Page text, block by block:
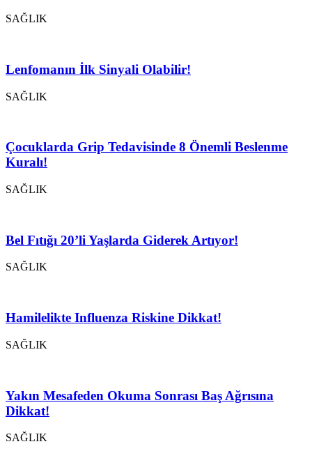
SAĞLIK
Lenfomanın İlk Sinyali Olabilir!
SAĞLIK
Çocuklarda Grip Tedavisinde 8 Önemli Beslenme
Kuralı!
SAĞLIK
Bel Fıtığı 20’li Yaşlarda Giderek Artıyor!
SAĞLIK
Hamilelikte Influenza Riskine Dikkat!
SAĞLIK
Yakın Mesafeden Okuma Sonrası Baş Ağrısına
Dikkat!
SAĞLIK